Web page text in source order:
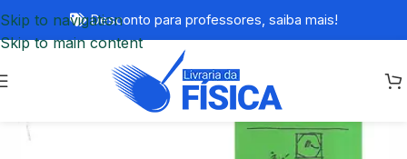
Skip to navigation
Skip to main content
Desconto para professores, saiba mais!